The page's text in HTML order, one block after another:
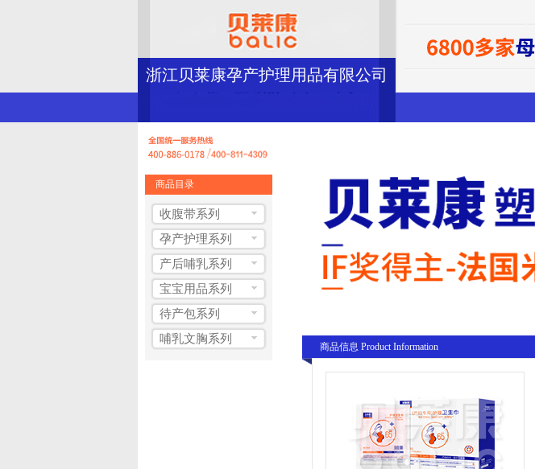
浙江贝莱康孕产护理用品有限公司
商品目录
收腹带系列
孕产护理系列
产后哺乳系列
宝宝用品系列
待产包系列
哺乳文胸系列
商品信息 Product Information